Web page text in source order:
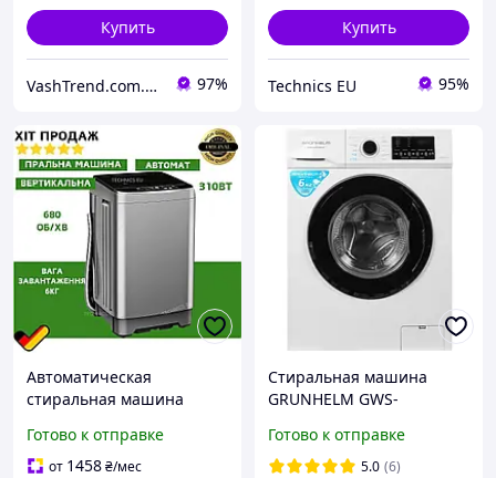
Купить
VashTrend.com.ua - Рознично-оптовый интернет магазин! 97%
Купить
Technics EU 95%
Автоматическая
стиральная машина
стиральная машина
автомат Стиральная
Готово к отправке
от 1458₴/мес
Стиральная машина
GRUNHELM GWS-
Готово к отправке
5.0 (6)